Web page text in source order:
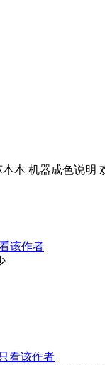
本本 机器成色说明
该作者
只看该作者